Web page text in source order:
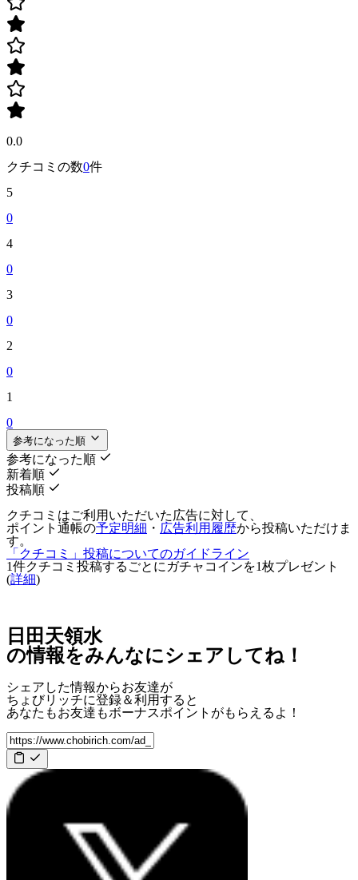
0.0
クチコミの数0件
5
0
4
0
3
0
2
0
1
0
参考になった順
参考になった順
新着順
投稿順
クチコミはご利用いただいた広告に対して、
ポイント通帳の予定明細 ・ 広告利用履歴から投稿いただけま
す。
「クチコミ」投稿についてのガイドライン
1件クチコミ投稿するごとに ガチャコインを1枚プレゼント
(詳細)
日田天領水
の情報をみんなにシェアしてね！
シェアした情報からお友達が
ちょびリッチに登録＆利用すると
あなたもお友達もボーナスポイント がもらえるよ！